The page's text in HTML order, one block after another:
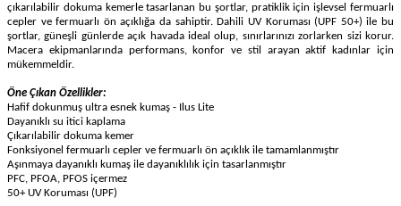
çıkarılabilir dokuma kemerle tasarlanan bu şortlar, pratiklik için işlevsel fermuarlı
cepler ve fermuarlı ön açıklığa da sahiptir. Dahili UV Koruması (UPF 50+) ile bu
şortlar, güneşli günlerde açık havada ideal olup, sınırlarınızı zorlarken sizi korur.
Macera ekipmanlarında performans, konfor ve stil arayan aktif kadınlar için
mükemmeldir.
Öne Çıkan Özellikler:
Hafif dokunmuş ultra esnek kumaş - Ilus Lite
Dayanıklı su itici kaplama
Çıkarılabilir dokuma kemer
Fonksiyonel fermuarlı cepler ve fermuarlı ön açıklık ile tamamlanmıştır
Aşınmaya dayanıklı kumaş ile dayanıklılık için tasarlanmıştır
PFC, PFOA, PFOS içermez
50+ UV Koruması (UPF)